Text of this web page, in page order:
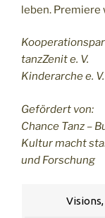
leben. Premiere
tanzZenit e. V.
Kinderarche e. V.
Gefördert von:
Chance Tanz –
Kultur macht
und Forschung